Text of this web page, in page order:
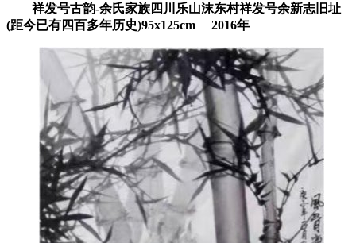
祥发号古韵-余氏家族四川乐山沫东村祥发号余新志旧址
(距今已有四百多年历史)95x125cm
2016年